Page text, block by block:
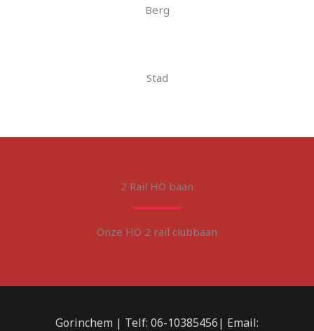
Berg
Stad
2 Rail HO baan
Onze HO 2 rail clubbaan
Gorinchem | Telf: 06-10385456| Email: